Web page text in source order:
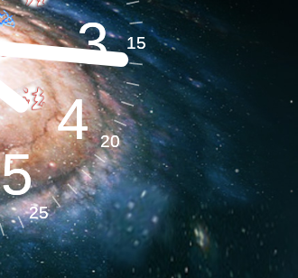
地球系统​
15
20
25
3
4
5
15
20
25
3
4
5
环境气候​
健全健康​